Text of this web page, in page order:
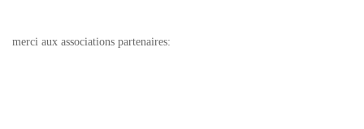
merci aux associations partenaires: